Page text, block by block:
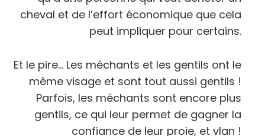
cheval et de l’effort économique que cela
peut impliquer pour certains.
Et le pire… Les méchants et les gentils ont le
même visage et sont tout aussi gentils !
Parfois, les méchants sont encore plus
gentils, ce qui leur permet de gagner la
confiance de leur proie, et vlan !